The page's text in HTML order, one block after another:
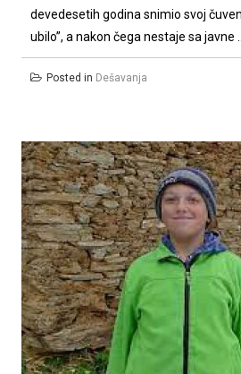
devedesetih godina snimio svoj
ubilo”, a nakon čega nestaje sa javne ...
Posted in Dešavanja